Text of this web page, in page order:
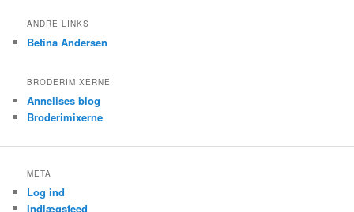
ANDRE LINKS
Betina Andersen
BRODERIMIXERNE
Annelises blog
Broderimixerne
META
Log ind
Indlægsfeed